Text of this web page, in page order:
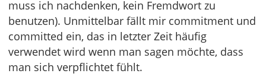
muss ich nachdenken, kein Fremdwort zu
benutzen). Unmittelbar fällt mir commitment und
committed ein, das in letzter Zeit häufig
verwendet wird wenn man sagen möchte, dass
man sich verpflichtet fühlt.